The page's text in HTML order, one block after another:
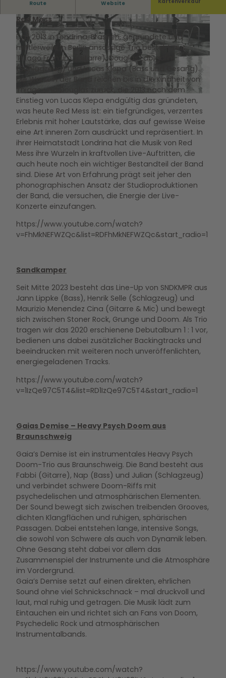
© Hallenbad - Zentrum junge Kultur Wolfsburg GmbH |
© Hallenbad - Zentrum junge Kultur Wolfsburg GmbH | CC-BY-SA
Route Website
Red Mess
Das 2013 in Londrina, Brasilien, gegründete und
mittlerweile in Berlin ansässige Trio besteht aus
Thiago Franzim (Gitarre), Douglas Labigalini
(Schlagzeug) und Lucas Klepa (Bass und Gesang).
Die Wurzeln der Band reichen bis in die Kindheit von
Thiago und Douglas zurück, die 2013 nach dem
Einstieg von Lucas Klepa endgültig das gründeten,
was heute Red Mess ist: ein tiefgründiges, verzerrtes
Erlebnis mit hoher Lautstärke, das auf gewisse Weise
eine Art inneren Zorn ausdrückt und repräsentiert. In
ihrer Heimatstadt Londrina hat die Musik von Red
Mess ihre Wurzeln in kraftvollen Live-Auftritten, die
auch heute noch ein wichtiger Bestandteil der Band
sind. Diese Art von Erfahrung prägt seit jeher den
phonographischen Ansatz der Studioproduktionen
der Band, die versuchen, die Energie der Live-
Konzerte einzufangen.
https://www.youtube.com/watch?
v=FhMkNEFWZQc&list=RDFhMkNEFWZQc&start_radio=1
Sandkamper
Seit Mitte 2023 besteht das Line-Up von SNDKMPR aus
Jann Lippke (Bass), Henrik Selle (Schlagzeug) und
Maurizio Menendez Cina (Gitarre & Mic) und bewegt
sich zwischen Stoner Rock, Grunge und Doom. Als Trio
tragen wir das 2020 erschienene Debutalbum 1 : 1 vor,
bedienen uns dabei zusätzlicher Backingtracks und
beeindrucken mit weiteren noch unveröffenlichten,
energiegeladenen Tracks.
https://www.youtube.com/watch?
v=1IzQe97C5T4&list=RD1IzQe97C5T4&start_radio=1
Gaias Demise – Heavy Psych Doom aus
Braunschweig
Gaia’s Demise ist ein instrumentales Heavy Psych
Doom-Trio aus Braunschweig. Die Band besteht aus
Fabbi (Gitarre), Nap (Bass) und Julian (Schlagzeug)
und verbindet schwere Doom-Riffs mit
psychedelischen und atmosphärischen Elementen.
Der Sound bewegt sich zwischen treibenden Grooves,
dichten Klangflächen und ruhigen, sphärischen
Passagen. Dabei entstehen lange, intensive Songs,
die sowohl von Schwere als auch von Dynamik leben.
Ohne Gesang steht dabei vor allem das
Zusammenspiel der Instrumente und die Atmosphäre
im Vordergrund.
Gaia’s Demise setzt auf einen direkten, ehrlichen
Sound ohne viel Schnickschnack – mal druckvoll und
laut, mal ruhig und getragen. Die Musik lädt zum
Eintauchen ein und richtet sich an Fans von Doom,
Psychedelic Rock und atmosphärischen
Instrumentalbands.
https://www.youtube.com/watch?